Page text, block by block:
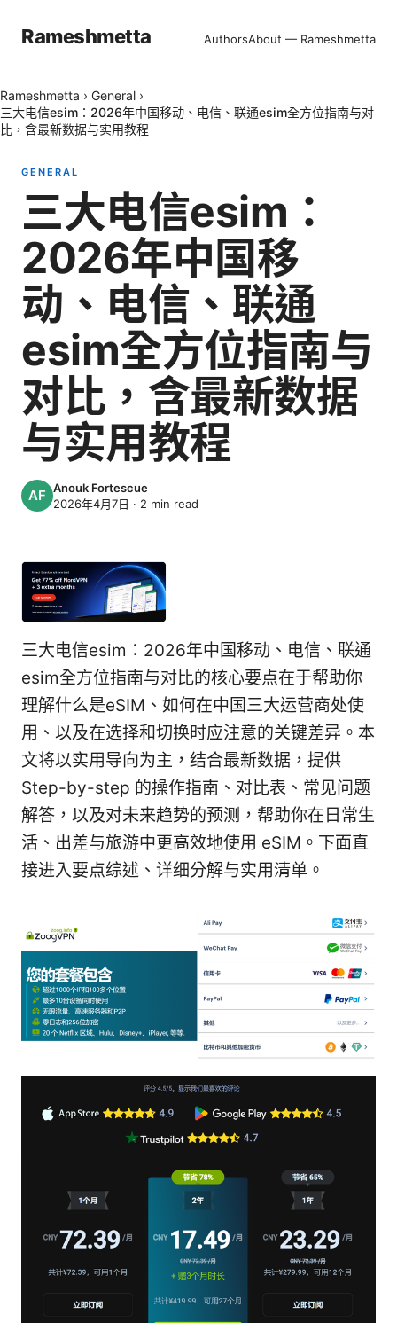
Rameshmetta AuthorsAbout — Rameshmetta
Rameshmetta › General ›
三大电信esim：2026年中国移动、电信、联通esim全方位指南与对
比，含最新数据与实用教程
GENERAL
三大电信esim：
2026年中国移
动、电信、联通
esim全方位指南与
对比，含最新数据
与实用教程
Anouk Fortescue
2026年4月7日 · 2 min read
三大电信esim：2026年中国移动、电信、联通
esim全方位指南与对比的核心要点在于帮助你
理解什么是eSIM、如何在中国三大运营商处使
用、以及在选择和切换时应注意的关键差异。本
文将以实用导向为主，结合最新数据，提供
Step-by-step 的操作指南、对比表、常见问题
解答，以及对未来趋势的预测，帮助你在日常生
活、出差与旅游中更高效地使用 eSIM。下面直
接进入要点综述、详细分解与实用清单。